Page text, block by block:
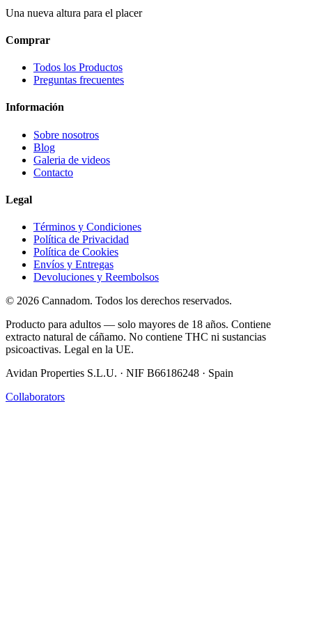
Una nueva altura para el placer
Comprar
Todos los Productos
Preguntas frecuentes
Información
Sobre nosotros
Blog
Galeria de videos
Contacto
Legal
Términos y Condiciones
Política de Privacidad
Política de Cookies
Envíos y Entregas
Devoluciones y Reembolsos
© 2026 Cannadom. Todos los derechos reservados.
Producto para adultos — solo mayores de 18 años. Contiene
extracto natural de cáñamo. No contiene THC ni sustancias
psicoactivas. Legal en la UE.
Avidan Properties S.L.U. · NIF B66186248 · Spain
Collaborators